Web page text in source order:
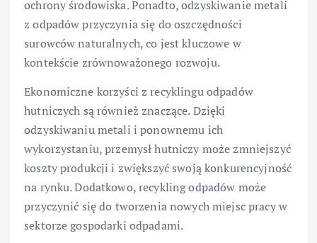
ochrony środowiska. Ponadto, odzyskiwanie metali
z odpadów przyczynia się do oszczędności
surowców naturalnych, co jest kluczowe w
kontekście zrównoważonego rozwoju.
Ekonomiczne korzyści z recyklingu odpadów
hutniczych są również znaczące. Dzięki
odzyskiwaniu metali i ponownemu ich
wykorzystaniu, przemysł hutniczy może zmniejszyć
koszty produkcji i zwiększyć swoją konkurencyjność
na rynku. Dodatkowo, recykling odpadów może
przyczynić się do tworzenia nowych miejsc pracy w
sektorze gospodarki odpadami.